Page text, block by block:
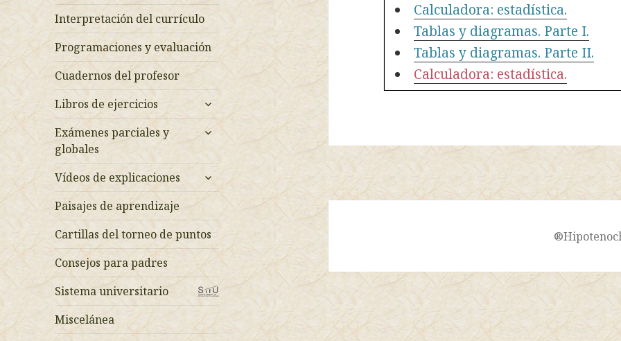
Interpretación del currículo
Programaciones y evaluación
Cuadernos del profesor
Libros de ejercicios
expande
el
menú
Exámenes parciales y
globales
expande
inferior
Vídeos de explicaciones
expande
el
inferior
Paisajes de aprendizaje
Cartillas del torneo de puntos
Consejos para padres
Sistema universitario
Miscelánea
Calculadora: estadística.
Tablas y diagramas. Parte I.
Tablas y diagramas. Parte II.
Calculadora: estadística.